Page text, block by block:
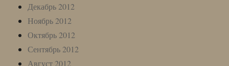
Декабрь 2012
Ноябрь 2012
Октябрь 2012
Сентябрь 2012
Август 2012